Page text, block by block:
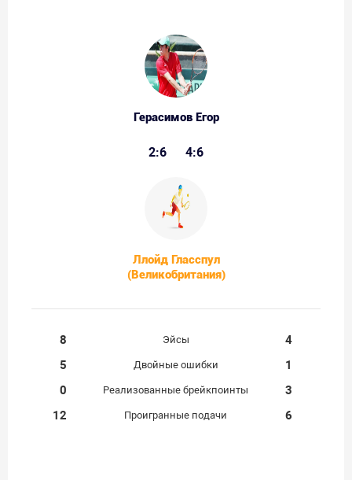
Герасимов Егор
2:6 4:6
Ллойд Гласспул
(Великобритания)
8 Эйсы
4
5
Двойные ошибки
1
0
Реализованные брейкпоинты
3
12
Проигранные подачи 6